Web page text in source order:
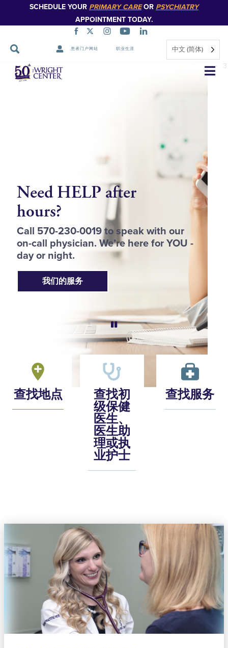
SCHEDULE YOUR PRIMARY CAREOR PSYCHIATRY
APPOINTMENT TODAY.
患者门户网站 职业生涯 中文 (简体)
跳
过
Need HELP after
hours?
Call 570-230-0019 to speak with our
on-call physician. We’re here for YOU -
day or night.
我们的服务
3
查找地点
查找初
级保健
医生、
医生助
理或执
业护士
查找服务